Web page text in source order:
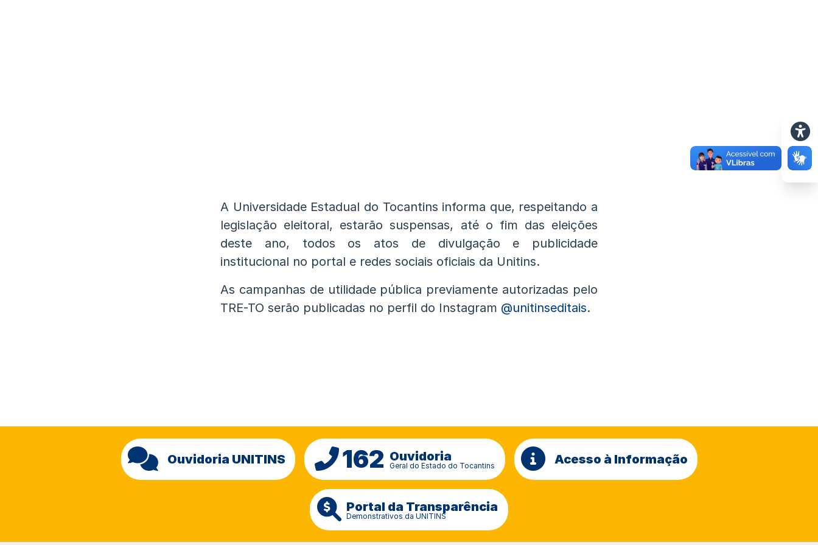
A Universidade Estadual do Tocantins informa que, respeitando a
legislação eleitoral, estarão suspensas, até o fim das eleições
deste ano, todos os atos de divulgação e publicidade
institucional no portal e redes sociais oficiais da Unitins.
As campanhas de utilidade pública previamente autorizadas pelo
TRE-TO serão publicadas no perfil do Instagram @unitinseditais.
Ouvidoria UNITINS 162 Ouvidoria
Geral do Estado do Tocantins Acesso à Informação
Portal da Transparência
Demonstrativos da UNITINS